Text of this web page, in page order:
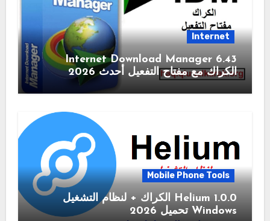
Internet
6.43 Internet Download Manager
الكراك مع مفتاح التفعيل أحدث 2026
Mobile Phone Tools
1.0.0 Helium الكراك + لنظام التشغيل
Windows تحميل 2026